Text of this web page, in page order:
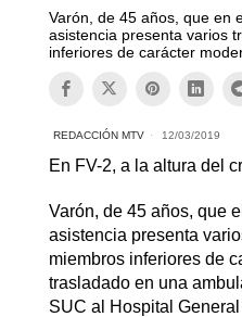
Varón, de 45 años, que en
asistencia presenta varios
inferiores de carácter
REDACCIÓN MTV 12/03/2019
En FV-2, a la altura del
Varón, de 45 años, que
asistencia presenta
miembros inferiores de
trasladado en una
SUC al Hospital